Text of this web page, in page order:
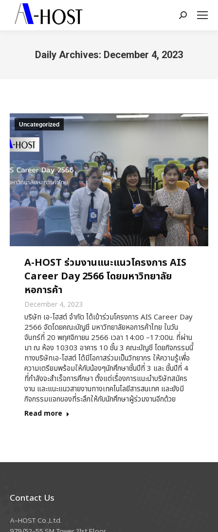
Search:
Daily Archives: December 4, 2023
Uncategorized
A-HOST ร่วมงานแนะแนวโครงการ AIS
Career Day 2566 โดยมหาวิทยาลัย
หอการค้า
December 4, 2023
บริษัท เอ-โฮสต์ จำกัด ได้เข้าร่วมโครงการ AIS Career Day
2566 จัดโดยคณะบัญชี มหาวิทยาลัยหอการค้าไทย ในวัน
จันทร์ที่ 20 พฤศจิกายน 2566 เวลา 14:00 –17:00น. ที่ผ่าน
มา ณ ห้อง 10303 อาคาร 10 ชั้น 3 คณะบัญชี โดยกิจกรรมนี้
ทางบริษัทเอ-โฮสต์ ได้มีโอกาสร่วมเป็นวิทยากร ให้ความรู้เพื่อ
ความเตรียมพร้อมให้กับน้องๆนักศึกษาชั้นปีที่ 3 และ ชั้นปีที่ 4
ที่กำลังจะสำเร็จการศึกษา ตั้งแต่เรื่องการแนะนำบริษัทสมัคร
งาน และแนะแนวสายงานทางเทคโนโลยีสารสนเทศ และยังมี
กิจกรรมแจกของที่ระลึกให้กับนักศึกษาผู้ร่วมงานอีกด้วย
Read more
Contact Us
A-HOST Co.,Ltd.